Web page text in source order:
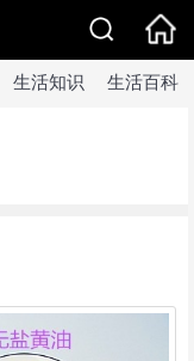
生活知识 生活百科